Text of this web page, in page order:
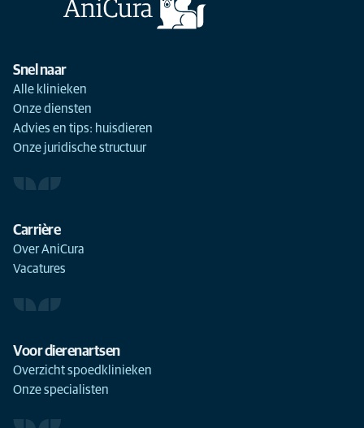
Snel naar
Alle klinieken
Onze diensten
Advies en tips: huisdieren
Onze juridische structuur
Carrière
Over AniCura
Vacatures
Voor dierenartsen
Overzicht spoedklinieken
Onze specialisten